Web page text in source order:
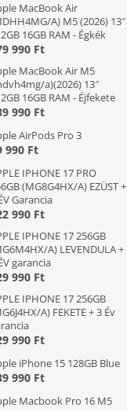
MacBook Air
A) M5 (2026) 13″
16GB RAM - Égkék
990 Ft
MacBook Air M5
a)(2026) 13″
16GB RAM - Éjfekete
990 Ft
AirPods Pro 3
990 Ft
IPHONE 17 PRO
(MG8G4HX/A) EZÜST +
Garancia
990 Ft
IPHONE 17 256GB
A) LEVENDULA +
garancia
990 Ft
IPHONE 17 256GB
A) FEKETE + 3 Év
990 Ft
iPhone 15 128GB Blue
990 Ft
Macbook Pro 16 M5